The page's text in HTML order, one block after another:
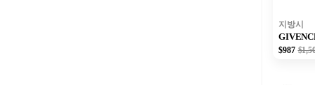
지방시
$987